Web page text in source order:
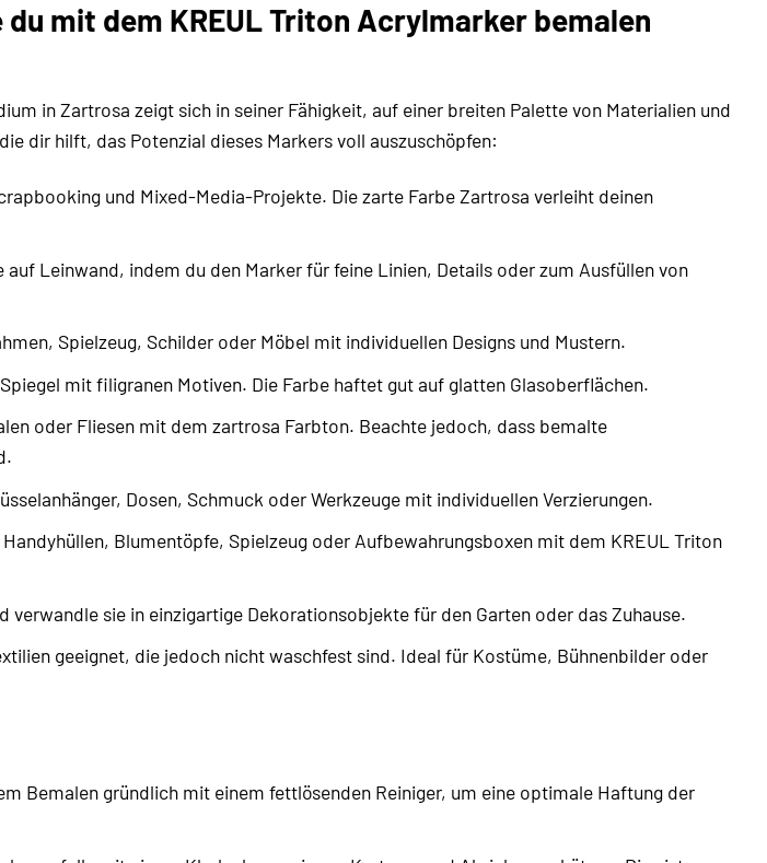
mit dem KREUL Triton Acrylmarker bemalen
in Zartrosa zeigt sich in seiner Fähigkeit, auf einer breiten Palette von Materialien und
dir hilft, das Potenzial dieses Markers voll auszuschöpfen:
und Mixed-Media-Projekte. Die zarte Farbe Zartrosa verleiht deinen
Leinwand, indem du den Marker für feine Linien, Details oder zum Ausfüllen von
Spielzeug, Schilder oder Möbel mit individuellen Designs und Mustern.
mit filigranen Motiven. Die Farbe haftet gut auf glatten Glasoberflächen.
oder Fliesen mit dem zartrosa Farbton. Beachte jedoch, dass bemalte
Dosen, Schmuck oder Werkzeuge mit individuellen Verzierungen.
Blumentöpfe, Spielzeug oder Aufbewahrungsboxen mit dem KREUL Triton
verwandle sie in einzigartige Dekorationsobjekte für den Garten oder das Zuhause.
geeignet, die jedoch nicht waschfest sind. Ideal für Kostüme, Bühnenbilder oder
Bemalen gründlich mit einem fettlösenden Reiniger, um eine optimale Haftung der